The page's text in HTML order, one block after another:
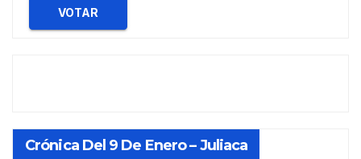
VOTAR
Crónica Del 9 De Enero – Juliaca